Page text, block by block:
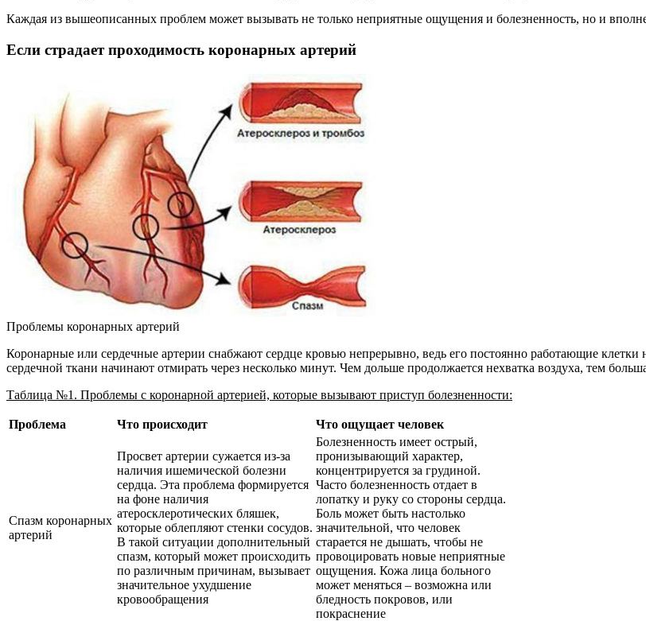
Каждая из вышеописанных проблем может вызывать не только неприятные ощущения и болезненность, но и
Если страдает проходимость коронарных артерий
Проблемы коронарных артерий
Коронарные или сердечные артерии снабжают сердце кровью непрерывно, ведь его постоянно работающие клетки
сердечной ткани начинают отмирать через несколько минут. Чем дольше продолжается нехватка воздуха, тем
Таблица №1. Проблемы с коронарной артерией, которые вызывают приступ болезненности:
Проблема Что происходит Что ощущает человек
Спазм коронарных
артерий
Просвет артерии сужается из-за
наличия ишемической болезни
сердца. Эта проблема формируется
на фоне наличия
атеросклеротических бляшек,
которые облепляют стенки сосудов.
В такой ситуации дополнительный
спазм, который может происходить
по различным причинам, вызывает
значительное ухудшение
кровообращения
Болезненность имеет острый,
пронизывающий характер,
концентрируется за грудиной.
Часто болезненность отдает в
лопатку и руку со стороны сердца.
Боль может быть настолько
значительной, что человек
старается не дышать, чтобы не
провоцировать новые неприятные
ощущения. Кожа лица больного
может меняться – возможна или
бледность покровов, или
покраснение